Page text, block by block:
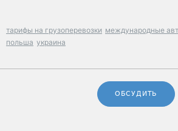
тарифы на грузоперевозки международные
польша украина
ОБСУДИТЬ